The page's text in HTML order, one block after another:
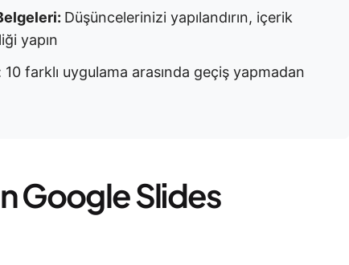
Düşüncelerinizi yapılandırın, içerik
yapın
10 farklı uygulama arasında geçiş yapmadan
Google Slides